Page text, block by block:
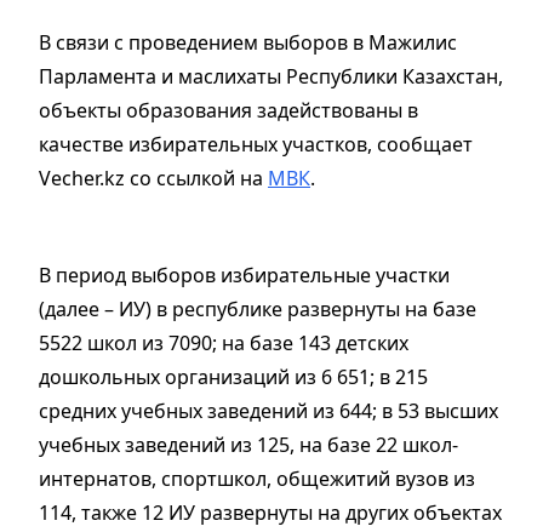
В связи с проведением выборов в Мажилис
Парламента и маслихаты Республики Казахстан,
объекты образования задействованы в
качестве избирательных участков, сообщает
Vecher.kz со ссылкой на МВК.
В период выборов избирательные участки
(далее – ИУ) в республике развернуты на базе
5522 школ из 7090; на базе 143 детских
дошкольных организаций из 6 651; в 215
средних учебных заведений из 644; в 53 высших
учебных заведений из 125, на базе 22 школ-
интернатов, спортшкол, общежитий вузов из
114, также 12 ИУ развернуты на других объектах